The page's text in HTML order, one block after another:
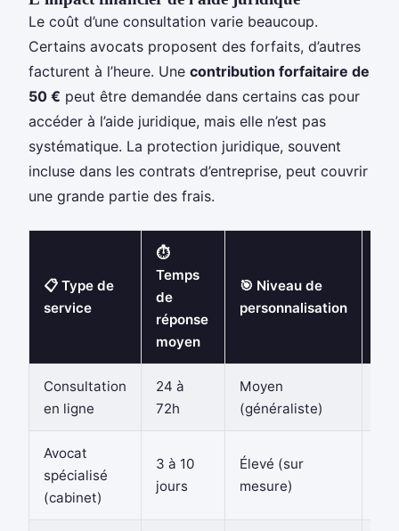
Le coût d’une consultation varie beaucoup.
Certains avocats proposent des forfaits, d’autres
facturent à l’heure. Une contribution forfaitaire de
50 € peut être demandée dans certains cas pour
accéder à l’aide juridique, mais elle n’est pas
systématique. La protection juridique, souvent
incluse dans les contrats d’entreprise, peut couvrir
une grande partie des frais.
📋 Type de
service
⏱️
Temps
de
réponse
moyen
🎯 Niveau de
personnalisation
Consultation
en ligne
24 à
72h
Moyen
(généraliste)
Avocat
spécialisé
(cabinet)
3 à 10
jours
Élevé (sur
mesure)